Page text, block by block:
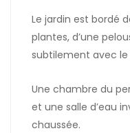
Le jardin est bordé
plantes, d’une
subtilement avec le
Une chambre du
et une salle d’eau
chaussée.